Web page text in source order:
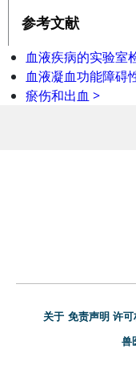
在这些主题中
血液疾病的实验室
血液凝血功能障碍
瘀伤和出血 >
关于 免责声明 许
兽